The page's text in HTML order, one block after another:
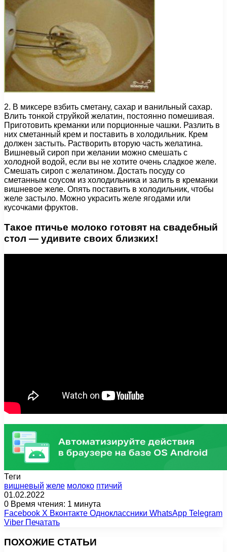
2. В миксере взбить сметану, сахар и ванильный сахар.
Влить тонкой струйкой желатин, постоянно помешивая.
Приготовить креманки или порционные чашки. Разлить в
них сметанный крем и поставить в холодильник. Крем
должен застыть. Растворить вторую часть желатина.
Вишневый сироп при желании можно смешать с
холодной водой, если вы не хотите очень сладкое желе.
Смешать сироп с желатином. Достать посуду со
сметанным соусом из холодильника и залить в креманки
вишневое желе. Опять поставить в холодильник, чтобы
желе застыло. Можно украсить желе ягодами или
кусочками фруктов.
Такое птичье молоко готовят на свадебный
стол — удивите своих близких!
Теги
вишневый желе молоко птичий
01.02.2022
0 Время чтения: 1 минута
Facebook X Вконтакте Одноклассники WhatsApp Telegram
Viber Печатать
ПОХОЖИЕ СТАТЬИ